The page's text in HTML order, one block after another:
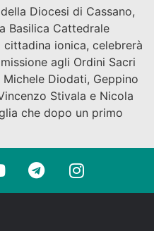
Diocesi di Cassano,
Basilica Cattedrale
cittadina ionica, celebrerà
agli Ordini Sacri
Diodati, Geppino
Stivala e Nicola
che dopo un primo